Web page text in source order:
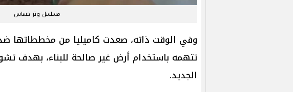
مسلسل وتر حساس
وفي الوقت ذاته، صعدت كاميليا من مخططاتها
تتهمه باستخدام أرض غير صالحة للبناء، بهدف
الجديد.